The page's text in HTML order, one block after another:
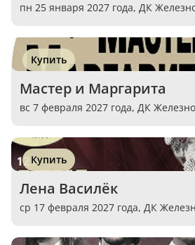
пн 25 января 2027 года, ДК
Купить
Мастер и Маргарита
вс 7 февраля 2027 года, ДК
Купить
Лена Василёк
ср 17 февраля 2027 года, ДК